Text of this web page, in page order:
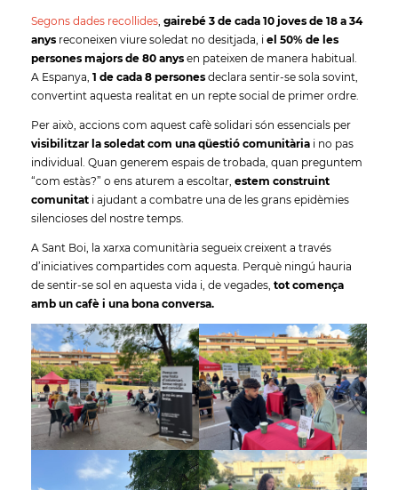
Segons dades recollides, gairebé 3 de cada 10 joves de 18 a 34
anys reconeixen viure soledat no desitjada, i el 50% de les
persones majors de 80 anys en pateixen de manera habitual.
A Espanya, 1 de cada 8 persones declara sentir-se sola sovint,
convertint aquesta realitat en un repte social de primer ordre.
Per això, accions com aquest cafè solidari són essencials per
visibilitzar la soledat com una qüestió comunitària i no pas
individual. Quan generem espais de trobada, quan preguntem
“com estàs?” o ens aturem a escoltar, estem construint
comunitat i ajudant a combatre una de les grans epidèmies
silencioses del nostre temps.
A Sant Boi, la xarxa comunitària segueix creixent a través
d’iniciatives compartides com aquesta. Perquè ningú hauria
de sentir-se sol en aquesta vida i, de vegades, tot comença
amb un cafè i una bona conversa.